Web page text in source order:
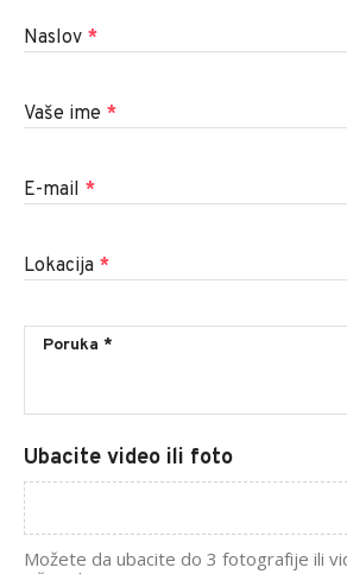
Naslov *
Vaše ime *
E-mail *
Lokacija *
Ubacite video ili foto
Možete da ubacite do 3 fotografije ili